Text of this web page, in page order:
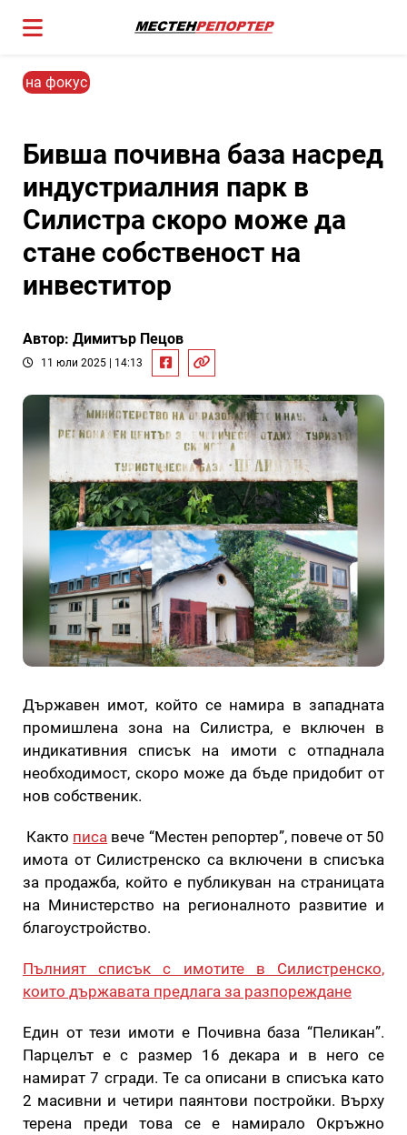
на фокус
Бивша почивна база насред
индустриалния парк в
Силистра скоро може да
стане собственост на
инвеститор
Автор: Димитър Пецов
11 юли 2025 | 14:13
Държавен имот, който се намира в западната
промишлена зона на Силистра, е включен в
индикативния списък на имоти с отпаднала
необходимост, скоро може да бъде придобит от
нов собственик.
Както писа вече “Местен репортер”, повече от 50
имота от Силистренско са включени в списъка
за продажба, който е публикуван на страницата
на Министерство на регионалното развитие и
благоустройство.
Пълният списък с имотите в Силистренско,
които държавата предлага за разпореждане
Един от тези имоти е Почивна база “Пеликан”.
Парцелът е с размер 16 декара и в него се
намират 7 сгради. Те са описани в списъка като
2 масивни и четири паянтови постройки. Върху
терена преди това се е намирало Окръжно